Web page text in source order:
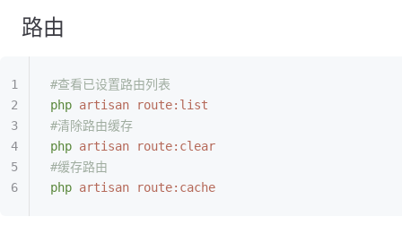
路由
#查看已设置路由列表
php artisan route:list
#清除路由缓存
php artisan route:clear
#缓存路由
php artisan route:cache